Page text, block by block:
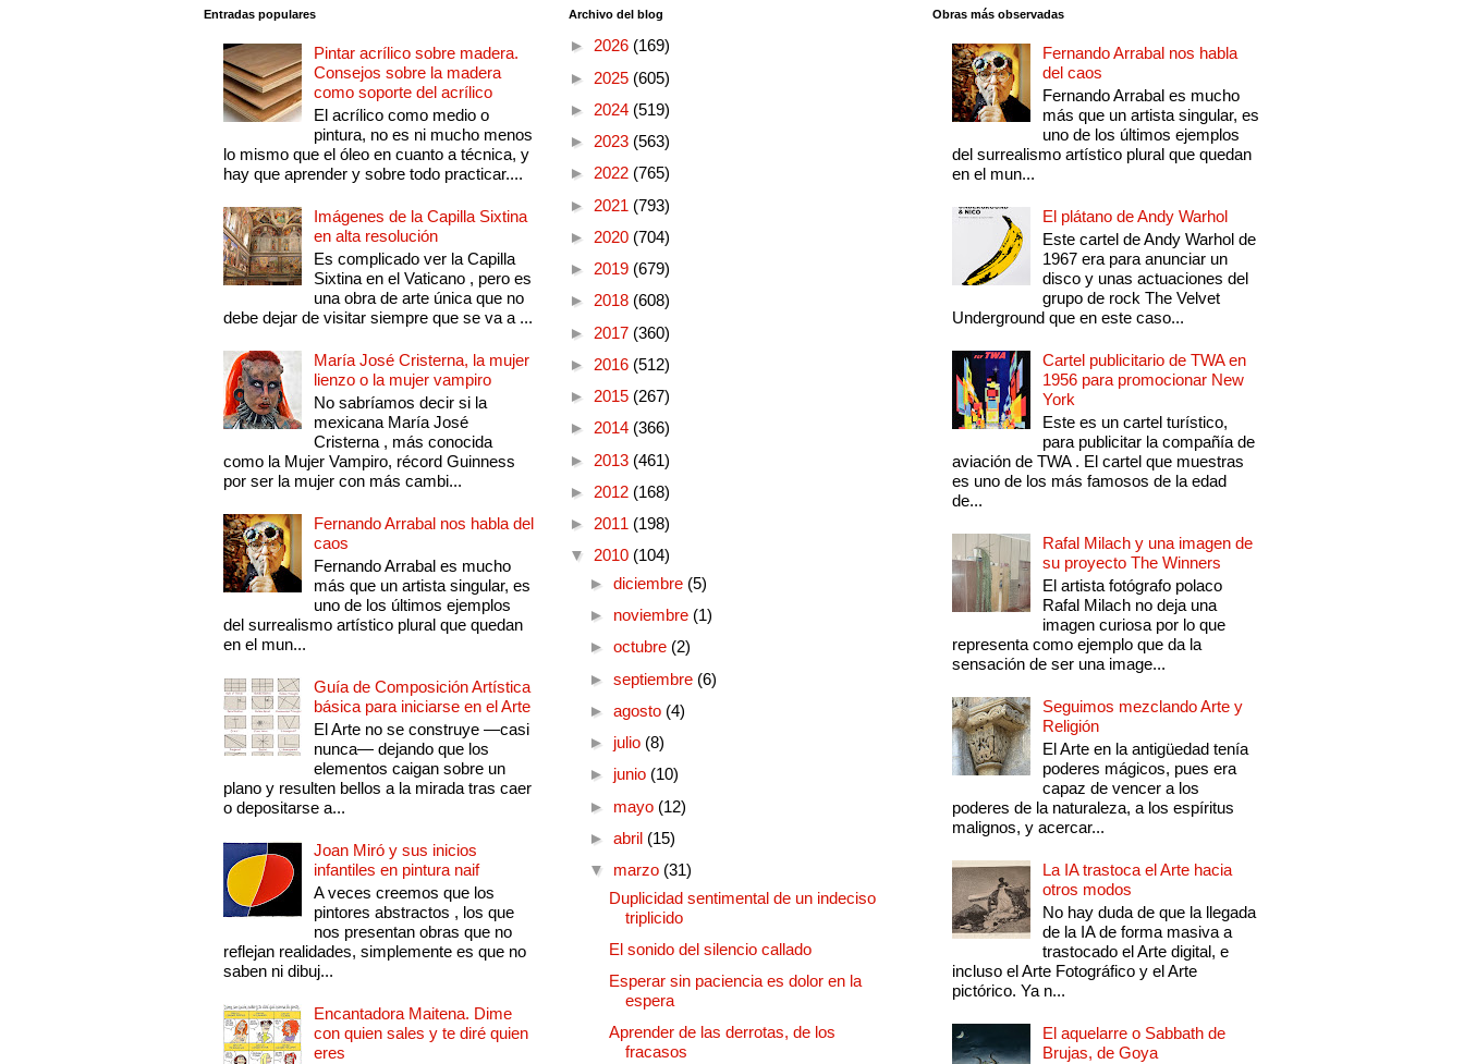
Entradas populares
Pintar acrílico sobre madera.
Consejos sobre la madera
como soporte del acrílico
El acrílico como medio o
pintura, no es ni mucho menos
lo mismo que el óleo en cuanto a técnica, y
hay que aprender y sobre todo practicar....
Imágenes de la Capilla Sixtina
en alta resolución
Es complicado ver la Capilla
Sixtina en el Vaticano , pero es
una obra de arte única que no
debe dejar de visitar siempre que se va a ...
María José Cristerna, la mujer
lienzo o la mujer vampiro
No sabríamos decir si la
mexicana María José
Cristerna , más conocida
como la Mujer Vampiro, récord Guinness
por ser la mujer con más cambi...
Fernando Arrabal nos habla del
caos
Fernando Arrabal es mucho
más que un artista singular, es
uno de los últimos ejemplos
del surrealismo artístico plural que quedan
en el mun...
Guía de Composición Artística
básica para iniciarse en el Arte
El Arte no se construye —casi
nunca— dejando que los
elementos caigan sobre un
plano y resulten bellos a la mirada tras caer
o depositarse a...
Joan Miró y sus inicios
infantiles en pintura naif
A veces creemos que los
pintores abstractos , los que
nos presentan obras que no
reflejan realidades, simplemente es que no
saben ni dibuj...
Encantadora Maitena. Dime
con quien sales y te diré quien
eres
Archivo del blog
► 2026 (169)
► 2025 (605)
► 2024 (519)
► 2023 (563)
► 2022 (765)
► 2021 (793)
► 2020 (704)
► 2019 (679)
► 2018 (608)
► 2017 (360)
► 2016 (512)
► 2015 (267)
► 2014 (366)
► 2013 (461)
► 2012 (168)
► 2011 (198)
▼ 2010 (104)
► diciembre (5)
► noviembre (1)
► octubre (2)
► septiembre (6)
► agosto (4)
► julio (8)
► junio (10)
► mayo (12)
► abril (15)
▼ marzo (31)
Duplicidad sentimental de un indeciso
triplicido
El sonido del silencio callado
Esperar sin paciencia es dolor en la
espera
Aprender de las derrotas, de los
fracasos
Obras más observadas
Fernando Arrabal nos habla
del caos
Fernando Arrabal es mucho
más que un artista singular, es
uno de los últimos ejemplos
del surrealismo artístico plural que quedan
en el mun...
El plátano de Andy Warhol
Este cartel de Andy Warhol de
1967 era para anunciar un
disco y unas actuaciones del
grupo de rock The Velvet
Underground que en este caso...
Cartel publicitario de TWA en
1956 para promocionar New
York
Este es un cartel turístico,
para publicitar la compañía de
aviación de TWA . El cartel que muestras
es uno de los más famosos de la edad
de...
Rafal Milach y una imagen de
su proyecto The Winners
El artista fotógrafo polaco
Rafal Milach no deja una
imagen curiosa por lo que
representa como ejemplo que da la
sensación de ser una image...
Seguimos mezclando Arte y
Religión
El Arte en la antigüedad tenía
poderes mágicos, pues era
capaz de vencer a los
poderes de la naturaleza, a los espíritus
malignos, y acercar...
La IA trastoca el Arte hacia
otros modos
No hay duda de que la llegada
de la IA de forma masiva a
trastocado el Arte digital, e
incluso el Arte Fotográfico y el Arte
pictórico. Ya n...
El aquelarre o Sabbath de
Brujas, de Goya